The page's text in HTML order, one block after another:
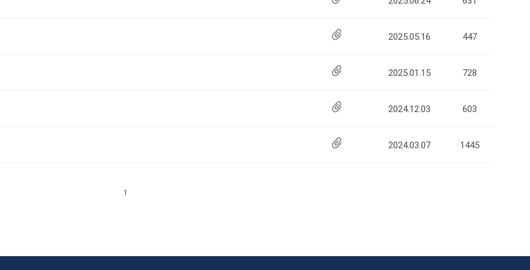
2025.05.16 447
2025.01.15 728
2024.12.03 603
2024.03.07 1445
1